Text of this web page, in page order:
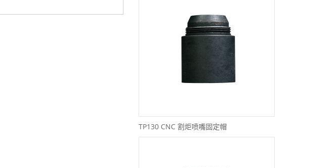
TP130 CNC 割炬喷嘴固定帽